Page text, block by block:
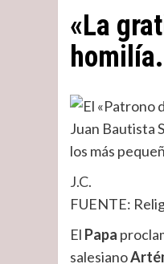
«La
homilía.
Juan Bautista
los más
J.C.
FUENTE:
El Papa
salesiano